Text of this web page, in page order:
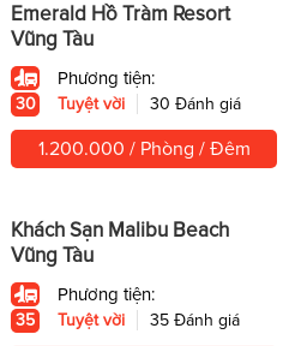
Emerald Hồ Tràm Resort
Vũng Tàu
Phương tiện:
30 Tuyệt vời 30 Đánh giá
1.200.000 / Phòng / Đêm
Khách Sạn Malibu Beach
Vũng Tàu
Phương tiện:
35 Tuyệt vời 35 Đánh giá